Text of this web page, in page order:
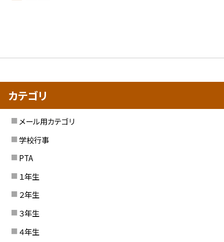
カテゴリ
メール用カテゴリ
学校行事
PTA
１年生
２年生
３年生
４年生